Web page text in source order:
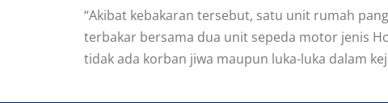
5×8 meter persegi hangus terbakar bersama dua
luka dalam kejadian tersebut.” ujar Kapolsek Bungbulang.